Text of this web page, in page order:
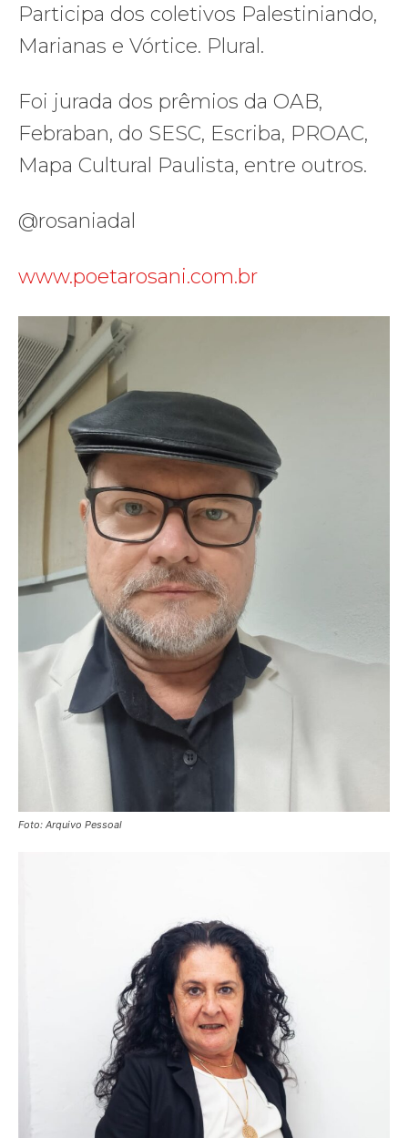
Participa dos coletivos Palestiniando,
Marianas e Vórtice. Plural.
Foi jurada dos prêmios da OAB,
Febraban, do SESC, Escriba, PROAC,
Mapa Cultural Paulista, entre outros.
@rosaniadal
www.poetarosani.com.br
Foto: Arquivo Pessoal